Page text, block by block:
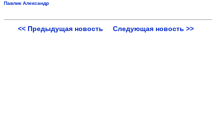
Павлик Александр
<< Предыдущая новость Следующая новость >>